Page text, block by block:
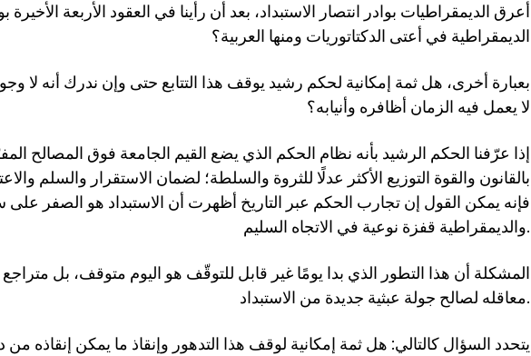
أعرق الديمقراطيات بوادر انتصار الاستبداد، بعد أن رأينا في العقود الأربعة الأخيرة
الديمقراطية في أعتى الدكتاتوريات ومنها العربية؟
بعبارة أخرى، هل ثمة إمكانية لحكم رشيد يوقف هذا التتابع حتى وإن ندرك أنه لا
لا يعمل فيه الزمان أظافره وأنيابه؟
إذا عرّفنا الحكم الرشيد بأنه نظام الحكم الذي يضع القيم الجامعة فوق المصالح
بالقانون والقوة التوزيع الأكثر عدلًا للثروة والسلطة؛ لضمان الاستقرار والسلم
فإنه يمكن القول إن تجارب الحكم عبر التاريخ أظهرت أن الاستبداد هو الصفر على
والديمقراطية قفزة نوعية في الاتجاه السليم.
المشكلة أن هذا التطور الذي بدا يومًا غير قابل للتوقّف هو اليوم متوقف، بل
معاقله لصالح جولة عبثية جديدة من الاستبداد.
يتحدد السؤال كالتالي: هل ثمة إمكانية لوقف هذا التدهور وإنقاذ ما يمكن إنقاذه من